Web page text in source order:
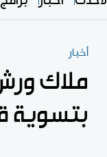
أخبار
ملاك
بتسوية